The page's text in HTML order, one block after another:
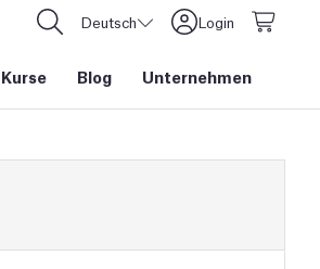
Deutsch Login
Kurse Blog Unternehmen